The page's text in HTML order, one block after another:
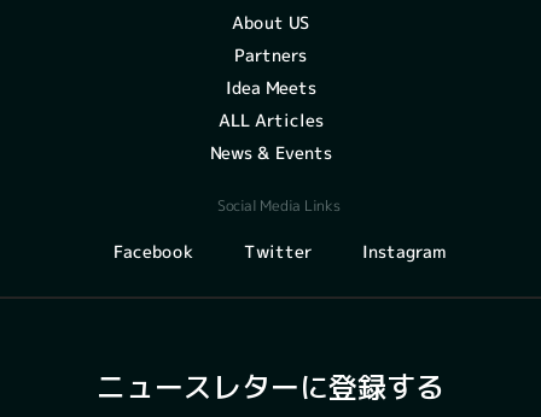
About US
Partners
Idea Meets
ALL Articles
News & Events
Social Media Links
Facebook Twitter Instagram
ニュースレターに登録する